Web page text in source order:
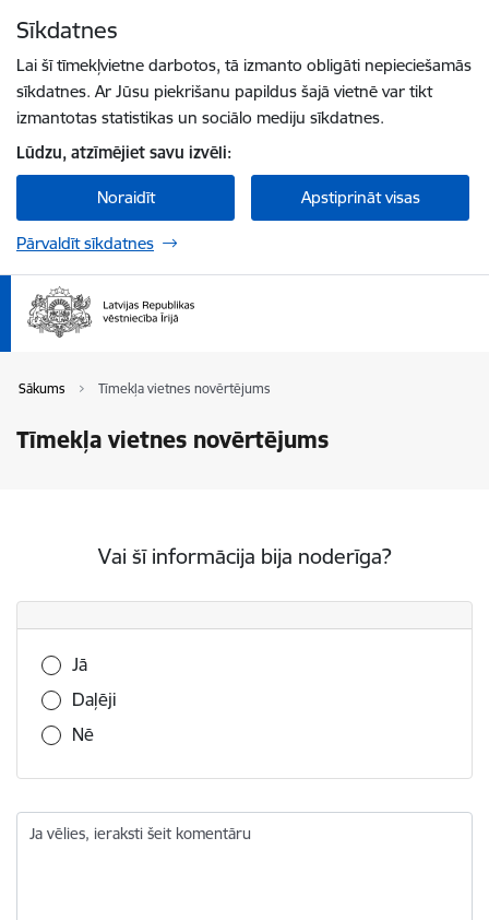
Sīkdatnes
Lai šī tīmekļvietne darbotos, tā izmanto obligāti nepieciešamās
sīkdatnes. Ar Jūsu piekrišanu papildus šajā vietnē var tikt
izmantotas statistikas un sociālo mediju sīkdatnes.
Lūdzu, atzīmējiet savu izvēli:
Noraidīt Apstiprināt visas
Pārvaldīt sīkdatnes
Sākums Tīmekļa vietnes novērtējums
Tīmekļa vietnes novērtējums
Vai šī informācija bija noderīga?
Vai šī informācija bija noderīga?
Jā
Daļēji
Nē
Ja vēlies, ieraksti šeit komentāru